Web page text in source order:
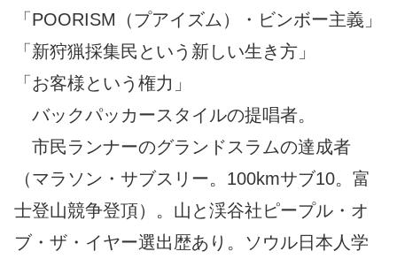
「POORISM（プアイズム）・ビンボー主義」
「新狩猟採集民という新しい生き方」
「お客様という権力」
バックパッカースタイルの提唱者。
市民ランナーのグランドスラムの達成者
（マラソン・サブスリー。100kmサブ10。富
士登山競争登頂）。山と渓谷社ピープル・オ
ブ・ザ・イヤー選出歴あり。ソウル日本人学